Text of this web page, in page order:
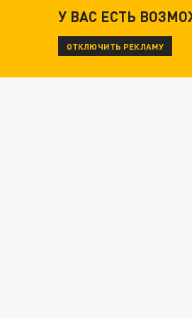
У ВАС ЕСТЬ
ОТКЛЮЧИТЬ РЕКЛАМУ